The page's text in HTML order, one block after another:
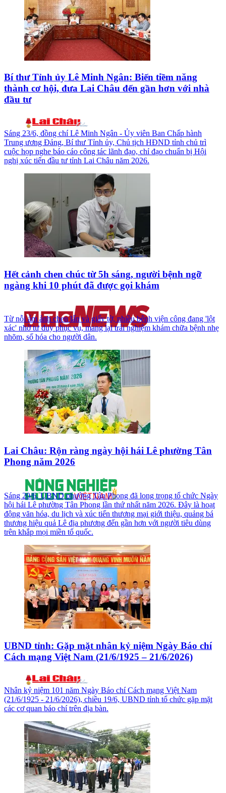
Bí thư Tỉnh ủy Lê Minh Ngân: Biến tiềm năng
thành cơ hội, đưa Lai Châu đến gần hơn với nhà
đầu tư
Sáng 23/6, đồng chí Lê Minh Ngân - Ủy viên Ban Chấp hành
Trung ương Đảng, Bí thư Tỉnh ủy, Chủ tịch HĐND tỉnh chủ trì
cuộc họp nghe báo cáo công tác lãnh đạo, chỉ đạo chuẩn bị Hội
nghị xúc tiến đầu tư tỉnh Lai Châu năm 2026.
Hết cảnh chen chúc từ 5h sáng, người bệnh ngỡ
ngàng khi 10 phút đã được gọi khám
Từ nỗi ám ảnh chen lấn và giấy tờ, nhiều bệnh viện công đang 'lột
xác' nhờ tư duy phục vụ, mang lại trải nghiệm khám chữa bệnh nhẹ
nhõm, số hóa cho người dân.
Lai Châu: Rộn ràng ngày hội hái Lê phường Tân
Phong năm 2026
Sáng 20/6, UBND phường Tân Phong đã long trọng tổ chức Ngày
hội hái Lê phường Tân Phong lần thứ nhất năm 2026. Đây là hoạt
động văn hóa, du lịch và xúc tiến thương mại giới thiệu, quảng bá
thương hiệu quả Lê địa phương đến gần hơn với người tiêu dùng
trên khắp mọi miền tổ quốc.
UBND tỉnh: Gặp mặt nhân kỷ niệm Ngày Báo chí
Cách mạng Việt Nam (21/6/1925 – 21/6/2026)
Nhân kỷ niệm 101 năm Ngày Báo chí Cách mạng Việt Nam
(21/6/1925 - 21/6/2026), chiều 19/6, UBND tỉnh tổ chức gặp mặt
các cơ quan báo chí trên địa bàn.